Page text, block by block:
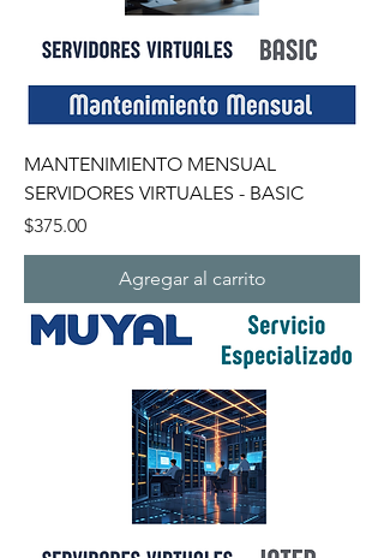
MANTENIMIENTO MENSUAL
SERVIDORES VIRTUALES - BASIC
Precio
$375.00
Agregar al carrito